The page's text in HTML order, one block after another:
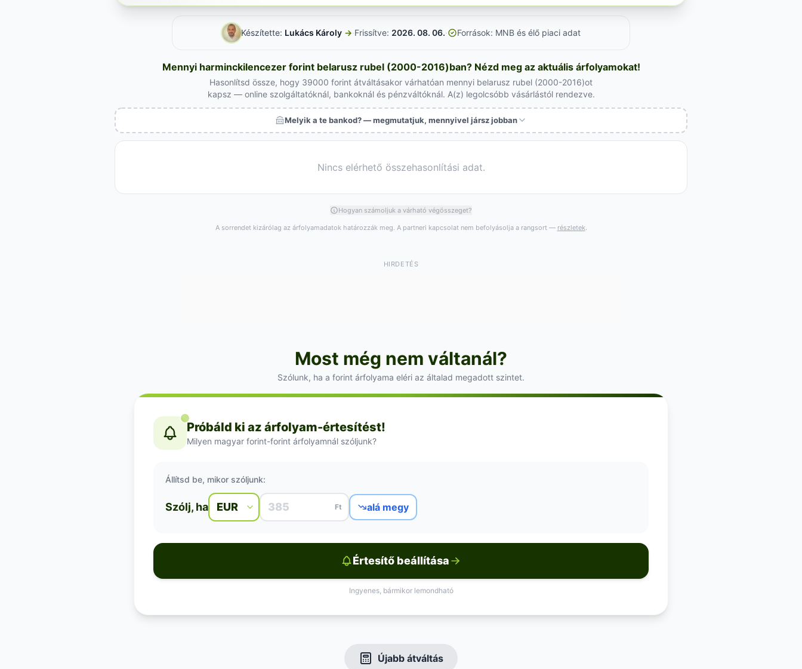
Készítette: Lukács Károly →·Frissítve: 2026. 08. 06.· Források: MNB és élő piaci adat
Mennyi harminckilencezer forint belarusz rubel (2000-2016)ban? Nézd meg az aktuális árfolyamokat!
Hasonlítsd össze, hogy 39000 forint átváltásakor várhatóan mennyi belarusz rubel (2000-2016)ot
kapsz — online szolgáltatóknál, bankoknál és pénzváltóknál. A(z) legolcsóbb vásárlástól rendezve.
Melyik a te bankod? — megmutatjuk, mennyivel jársz jobban
Nincs elérhető összehasonlítási adat.
Hogyan számoljuk a várható végösszeget?
A sorrendet kizárólag az árfolyamadatok határozzák meg. A partneri kapcsolat nem befolyásolja a rangsort — részletek
HIRDETÉS
Most még nem váltanál?
Szólunk, ha a forint árfolyama eléri az általad megadott szintet.
Próbáld ki az árfolyam-értesítést!
Milyen magyar forint-forint árfolyamnál szóljunk?
Állítsd be, mikor szóljunk:
Szólj, ha Ft alá megy
Értesítő beállítása
Ingyenes, bármikor lemondható
Újabb átváltás